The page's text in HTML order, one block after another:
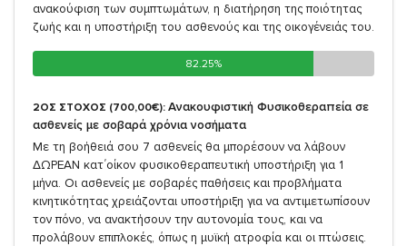
ανακούφιση των συμπτωμάτων, η διατήρηση της ποιότητας
ζωής και η υποστήριξη του ασθενούς και της οικογένειάς του.
82.25%
82.25%
2ΟΣ ΣΤΟΧΟΣ (700,00€): Ανακουφιστική Φυσικοθεραπεία σε
ασθενείς με σοβαρά χρόνια νοσήματα
Με τη βοήθειά σου 7 ασθενείς θα μπορέσουν να λάβουν
ΔΩΡΕΑΝ κατ΄οίκον φυσικοθεραπευτική υποστήριξη για 1
μήνα. Οι ασθενείς με σοβαρές παθήσεις και προβλήματα
κινητικότητας χρειάζονται υποστήριξη για να αντιμετωπίσουν
τον πόνο, να ανακτήσουν την αυτονομία τους, και να
προλάβουν επιπλοκές, όπως η μυϊκή ατροφία και οι πτώσεις.